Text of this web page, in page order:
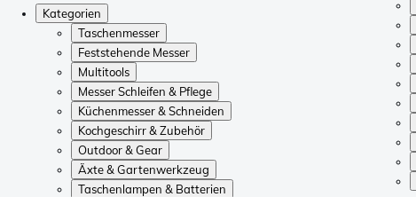
Kategorien
Taschenmesser
Feststehende Messer
Multitools
Messer Schleifen & Pflege
Küchenmesser & Schneiden
Kochgeschirr & Zubehör
Outdoor & Gear
Äxte & Gartenwerkzeug
Taschenlampen & Batterien